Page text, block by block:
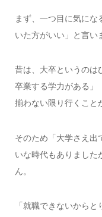
まず、一つ目に気にな
いた方がいい」と言い
昔は、大卒というのは
卒業する学力がある」
揃わない限り行くこと
そのため「大学さえ出
いな時代もありました
ん。
「就職できないから